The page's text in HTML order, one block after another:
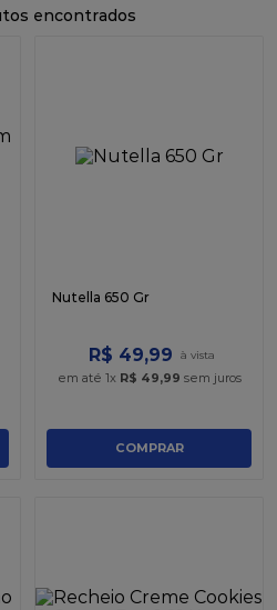
Nutella 650 Gr
R$ 49,99
em até 1x R$ 49,99 sem juros
COMPRAR